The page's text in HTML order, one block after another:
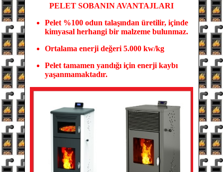
PELET SOBANIN AVANTAJLARI
Pelet %100 odun talaşından üretilir, içinde
kimyasal herhangi bir malzeme bulunmaz.
Ortalama enerji değeri 5.000 kw/kg
Pelet tamamen yandığı için enerji kaybı
yaşanmamaktadır.